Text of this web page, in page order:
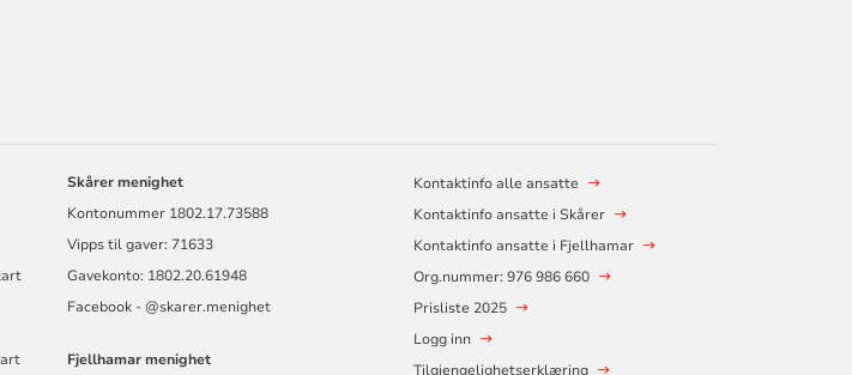
Skårer menighet
Kontonummer 1802.17.73588
Vipps til gaver: 71633
Gavekonto: 1802.20.61948
Facebook - @skarer.menighet
Fjellhamar menighet
Kontaktinfo alle ansatte
Kontaktinfo ansatte i Skårer
Kontaktinfo ansatte i Fjellhamar
Org.nummer: 976 986 660
Prisliste 2025
Logg inn
Tilgjengelighetserklæring